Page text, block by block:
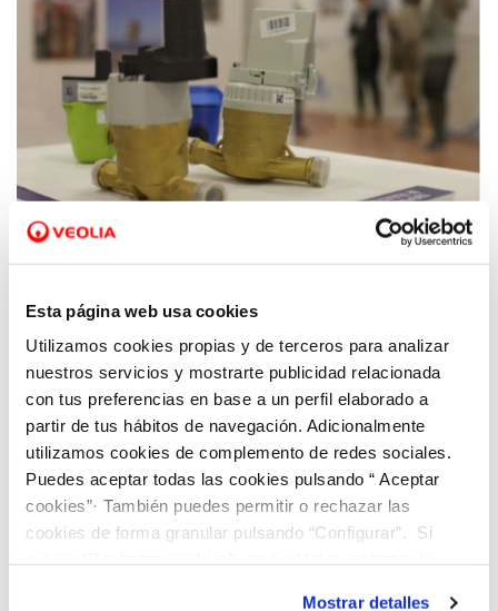
Esta página web usa cookies
Utilizamos cookies propias y de terceros para analizar
nuestros servicios y mostrarte publicidad relacionada
con tus preferencias en base a un perfil elaborado a
partir de tus hábitos de navegación. Adicionalmente
utilizamos cookies de complemento de redes sociales.
Puedes aceptar todas las cookies pulsando “ Aceptar
cookies”· También puedes permitir o rechazar las
cookies de forma granular pulsando “Configurar”. Si
Mostrar detalles
04 AGO 2021
inteligentes son un ejemplo de cómo la
digitalización ayuda a mejorar nuestra
calidad de vida”